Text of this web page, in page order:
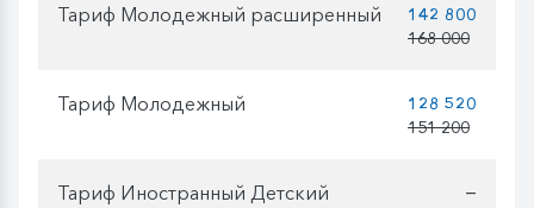
Тариф Молодежный расширенный
142 800
168 000
Тариф Молодежный
128 520
151 200
Тариф Иностранный Детский —